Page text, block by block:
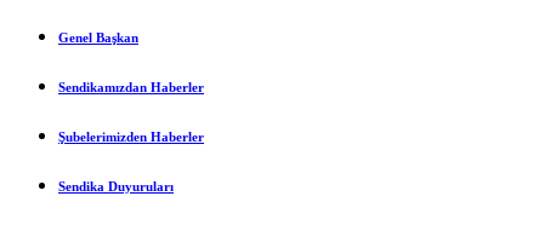
Genel Başkan
Sendikamızdan Haberler
Şubelerimizden Haberler
Sendika Duyuruları